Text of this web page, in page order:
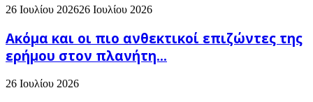
26 Ιουλίου 202626 Ιουλίου 2026
Ακόμα και οι πιο ανθεκτικοί επιζώντες της
ερήμου στον πλανήτη...
26 Ιουλίου 2026